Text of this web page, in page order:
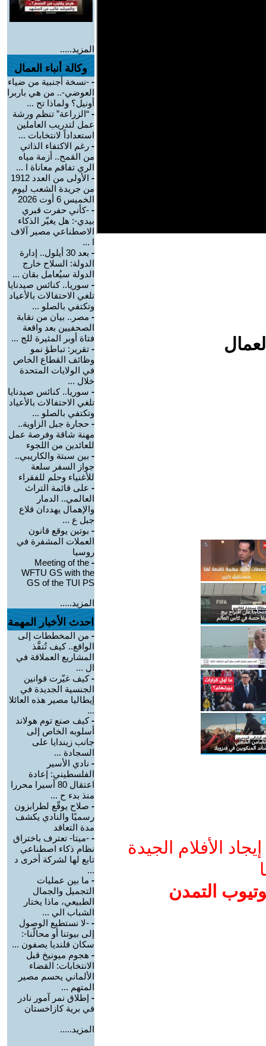
الأفلام الجيدة
التمدن
المزيد.....
وكالة أنباء العمال
- -نسخة أجنبية من ضياء
العوضي-.. من هي باربرا
أونيل؟ ولماذا تح ...
- “الزراعة” تنظم ورشة
عمل لتدريب العاملين
استعداداً لانتخابات ...
- رغم الاكتفاء الذاتي
من القمح.. أزمة مياه
الري تفاقم معاناة ا ...
-
الأولى من العدد 1912
من جريدة الشعب ليوم
الخميس 6 أوت 2026
- -كأني حفرت قبري
بيدي-: هل يغيّر الذكاء
الاصطناعي مصير آلاف
ا ...
-
بعد 30 أيلول.. إدارة
الدولة: السلاح خارج
الدولة سيُعامل بقان ...
- سوريا.. كنائس صيدنايا
تلغي الاحتفالات بالأعياد
وتكتفي بالصلو ...
- مصر.. بيان من نقابة
الصحفيين بعد واقعة
فتاة أوبر المثيرة للج ...
- تقرير: تباطؤ نمو
وظائف القطاع الخاص
في الولايات المتحدة
خلال ...
- سوريا.. كنائس صيدنايا
تلغي الاحتفالات بالأعياد
وتكتفي بالصلو ...
- حجارة جبل الزاوية..
مهنة شاقة وفرصة عمل
للعائدين من اللجوء
- بين سبتة والكاريبي..
جواز السفر سلعة
للأغنياء وحلم للفقراء
- على قائمة التراث
العالمي.. الدمار
والإهمال يهددان قلاع
جبل ع ...
- بوتين يوقع قانون
العملات المشفرة في
روسيا
-
Meeting of the
WFTU GS with the
GS of the TUI PS
المزيد.....
احدث الأخبار المهمة
- من المخططات إلى
الواقع.. كيف تُنفَّذ
المشاريع العملاقة في
ال ...
-كيف غيّرت قوانين
الجنسية الجديدة في
إيطاليا مصير هذه العائلا
...
-كيف صنع توم هولاند
أسلوبه الخاص إلى
جانب زيندايا على
السجادة ...
- نادي الأسير
الفلسطيني: إعادة
اعتقال 80 أسيرا محررا
منذ بدء ح ...
- صلاح يوقّع لطرابزون
رسميًا والنادي يكشف
مدة التعاقد
- -ميتا- تعترف باختراق
نظام ذكاء اصطناعي
تابع لها لشركة أخرى د
...
- ما بين عمليات
التجميل والجمال
الطبيعي، ماذا يختار
الشباب الي ...
- -لا نستطيع الوصول
إلى بيوتنا أو محالّنا-:
سكان قلنديا يصفون ...
- هجوم ميونيخ قبل
الانتخابات: القضاء
الألماني يحسم مصير
المتهم ...
- إطلاق نمر آمور نادر
في برية كازاخستان
المزيد.....